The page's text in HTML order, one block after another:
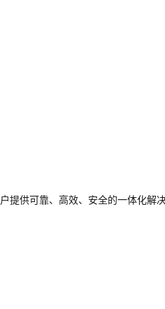
供可靠、高效、安全的一体化解